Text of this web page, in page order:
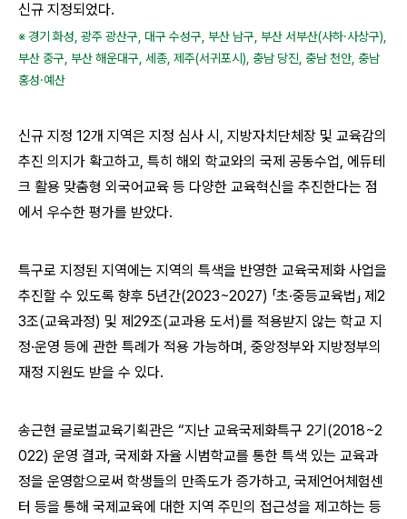
신규 지정되었다.
※ 경기 화성, 광주 광산구, 대구 수성구, 부산 남구, 부산 서부산(사하·사상구),
부산 중구, 부산 해운대구, 세종, 제주(서귀포시), 충남 당진, 충남 천안, 충남
홍성·예산
신규 지정 12개 지역은 지정 심사 시, 지방자치단체장 및 교육감의
추진 의지가 확고하고, 특히 해외 학교와의 국제 공동수업, 에듀테
크 활용 맞춤형 외국어교육 등 다양한 교육혁신을 추진한다는 점
에서 우수한 평가를 받았다.
특구로 지정된 지역에는 지역의 특색을 반영한 교육국제화 사업을
추진할 수 있도록 향후 5년간(2023~2027) 「초·중등교육법」 제2
3조(교육과정) 및 제29조(교과용 도서)를 적용받지 않는 학교 지
정·운영 등에 관한 특례가 적용 가능하며, 중앙정부와 지방정부의
재정 지원도 받을 수 있다.
송근현 글로벌교육기획관은 “지난 교육국제화특구 2기(2018~2
022) 운영 결과, 국제화 자율 시범학교를 통한 특색 있는 교육과
정을 운영함으로써 학생들의 만족도가 증가하고, 국제언어체험센
터 등을 통해 국제교육에 대한 지역 주민의 접근성을 제고하는 등